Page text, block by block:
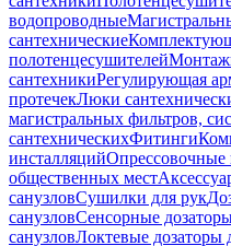
водопроводные
сантехнические
полотенцесушителей
сантехникиРегулирующая
протечекЛюки
магистральных фильтров,
сантехническихФитинги
инсталляцийОпрессовочные
общественных мест
санузловСушилки для рук
санузловСенсорные
санузловЛоктевые дозаторы